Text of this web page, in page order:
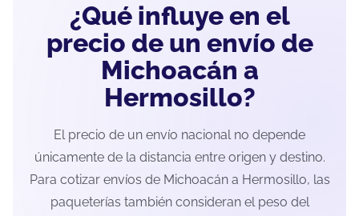
¿Qué influye en el
precio de un envío de
Michoacán a
Hermosillo?
El precio de un envío nacional no depende
únicamente de la distancia entre origen y destino.
Para cotizar envíos de Michoacán a Hermosillo, las
paqueterías también consideran el peso del